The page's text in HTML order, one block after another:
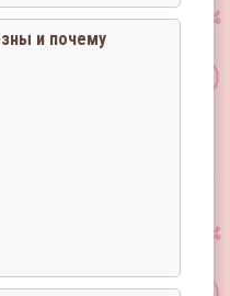
и почему